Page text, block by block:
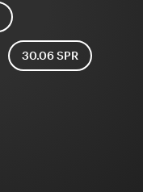
30.06 SPR